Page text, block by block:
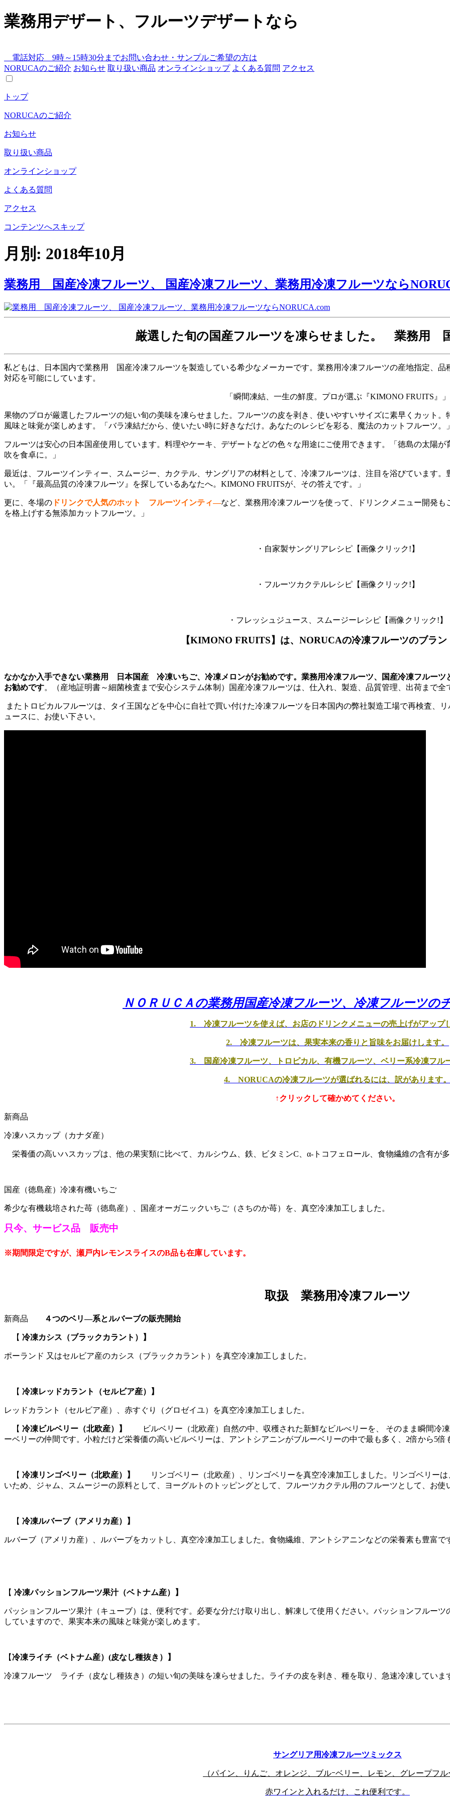
業務用デザート、フルーツデザートなら
電話対応 9時～15時30分までお問い合わせ・サンプルご希望の方は
NORUCAのご紹介 お知らせ 取り扱い商品 オンラインショップ よくある質問 アクセス
トップ
NORUCAのご紹介
お知らせ
取り扱い商品
オンラインショップ
よくある質問
アクセス
コンテンツへスキップ
月別: 2018年10月
業務用 国産冷凍フルーツ、 国産冷凍フルーツ、業務用冷凍フルーツなら
厳選した旬の国産フルーツを凍らせました。 業務用
私どもは、日本国内で業務用 国産冷凍フルーツを製造している希少なメーカーです。業務用冷凍フルーツの産地指定、
対応を可能にしています。
「瞬間凍結、一生の鮮度。プロが選ぶ『KIMONO FRUITS』」
果物のプロが厳選したフルーツの短い旬の美味を凍らせました。フルーツの皮を剥き、使いやすいサイズに素早くカット
風味と味覚が楽しめます。
「バラ凍結だから、使いたい時に好きなだけ。 あなたのレシピを彩る、魔法のカットフルーツ。」
フルーツは安心の日本国産使用しています。料理やケーキ、デザートなどの色々な用途にご使用できます。 「徳島の太陽
吹を食卓に。」
最近は、フルーツインティー、スムージー、カクテル、サングリアの材料として、冷凍フルーツは、注目を浴びています
い。
「『最高品質の冷凍フルーツ』を探しているあなたへ。 KIMONO FRUITSが、その答えです。」
更に、冬場の ドリンクで人気のホット フルーツインティ―など、業務用冷凍フルーツを使って、ドリンクメニュー開発も
を格上げする無添加カットフルーツ。」
・自家製サングリアレシピ【画像クリック!】
・フルーツカクテルレシピ【画像クリック!】
・フレッシュジュース、スムージーレシピ【画像クリック!】
【KIMONO FRUITS】は、 NORUCAの冷凍フルーツのブラン
なかなか入手できない業務用 日本国産 冷凍いちご、冷凍メロンがお勧めです。業務用冷凍フルーツ、国産冷凍フルーツ
お勧めです。（産地証明書～細菌検査まで安心システム体制）国産冷凍フルーツは、仕入れ、製造、品質管理、出荷まで全
またトロピカルフルーツは、タイ王国などを中心に自社で買い付けた冷凍フルーツを日本国内の弊社製造工場で再検査
ュースに、お使い下さい。
ＮＯＲＵＣＡの業務用国産冷凍フルーツ、冷凍フルーツの
1. 冷凍フルーツを使えば、お店のドリンクメニューの売上げがアップ
2. 冷凍フルーツは、果実本来の香りと旨味をお届けします。
3. 国産冷凍フルーツ、トロピカル、有機フルーツ、ベリー系冷凍フル
4. NORUCAの冷凍フルーツが選ばれるには、訳があります。
↑クリックして確かめてください。
新商品
冷凍ハスカップ（カナダ産）
栄養価の高いハスカップは、他の果実類に比べて、カルシウム、鉄、ビタミンC、α-トコフェロール、食物繊維の含有が多
国産（徳島産）冷凍有機いちご
希少な有機栽培された苺（徳島産）、国産オーガニックいちご（さちのか苺）を、真空冷凍加工しました。
只今、サービス品 販売中
※期間限定ですが、瀬戸内レモンスライスのB品も在庫しています。
取扱 業務用冷凍フルーツ
新商品 ４つのベリ―系とルバーブの販売開始
【 冷凍カシス（ブラックカラント） 】
ポーランド 又はセルビア産のカシス（ブラックカラント）を真空冷凍加工しました。
【 冷凍レッドカラント（セルビア産） 】
レッドカラント（セルビア産）、赤すぐり（グロゼイユ）を真空冷凍加工しました。
【 冷凍ビルベリー （北欧産） 】 ビルベリー（北欧産）自然の中、収穫された新鮮なビルべリーを、 そのまま瞬間冷凍
ーベリーの仲間です。小粒だけど栄養価の高いビルベリーは、アントシアニンがブルーベリーの中で最も多く、2倍から5倍
【 冷凍リンゴベリー （北欧産） 】 リンゴベリー（北欧産）、リンゴベリーを真空冷凍加工しました。
リンゴベリー
いため、ジャム、スムージーの原料として、ヨーグルトのトッピングとして、フルーツカクテル用のフルーツとして、お使
【 冷凍ルバーブ（アメリカ産） 】
ルバーブ（アメリカ産）、ルバーブをカットし、真空冷凍加工しました。食物繊維、アントシアニンなどの栄養素も豊富で
【 冷凍パッションフルーツ果汁（ベトナム産） 】
パッションフルーツ果汁（キューブ）は、便利です。必要な分だけ取り出し、解凍して使用ください。 パッションフルーツ
していますので、果実本来の風味と味覚が楽しめます。
【冷凍ライチ（ベトナム産）(皮なし種抜き） 】
冷凍フルーツ ライチ（皮なし種抜き）の短い旬の美味を凍らせました。ライチの皮を剥き、種を取り、急速冷凍していま
サングリア用冷凍フルーツミックス
（パイン、りんご、オレンジ、ブルｰベリー、レモン、グレープフル
赤ワインと入れるだけ、これ便利です。